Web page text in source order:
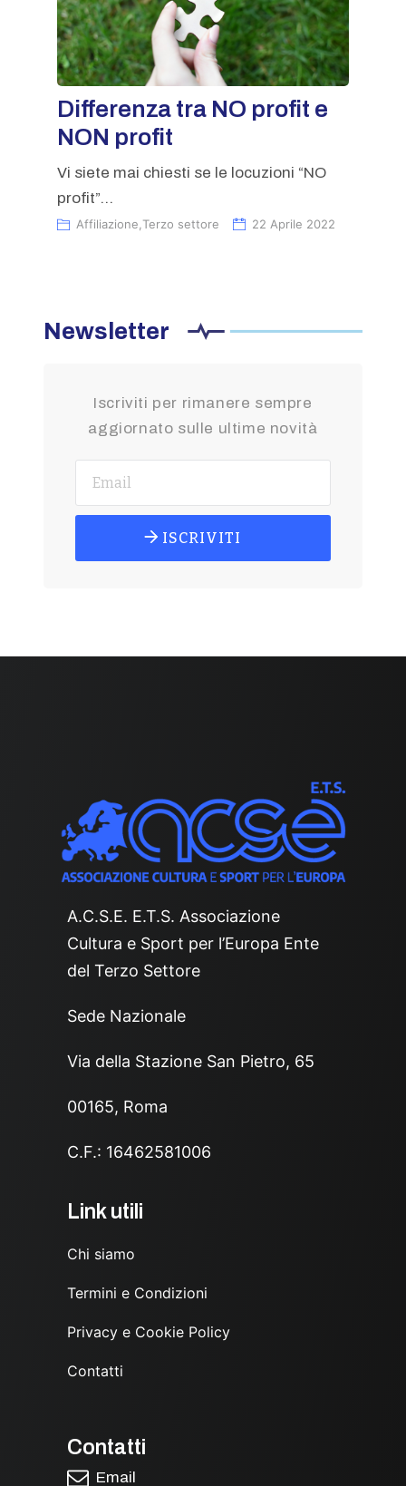
Differenza tra NO profit e
NON profit
Vi siete mai chiesti se le locuzioni “NO
profit”...
Affiliazione Terzo settore 22 Aprile 2022
Newsletter
Iscriviti per rimanere sempre
aggiornato sulle ultime novità
ISCRIVITI
A.C.S.E. E.T.S. Associazione
Cultura e Sport per l’Europa Ente
del Terzo Settore
Sede Nazionale
Via della Stazione San Pietro, 65
00165, Roma
C.F.: 16462581006
Link utili
Chi siamo
Termini e Condizioni
Privacy e Cookie Policy
Contatti
Contatti
Email